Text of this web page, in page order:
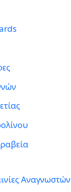
Αναγνωστών